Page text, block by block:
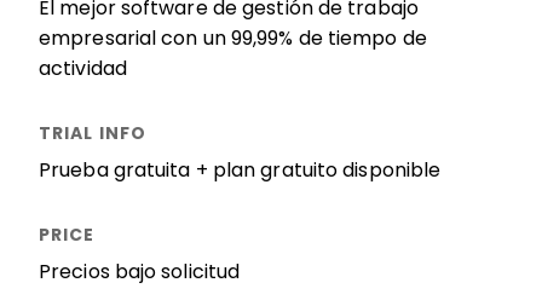
El mejor software de gestión de trabajo
empresarial con un 99,99% de tiempo de
actividad
Prueba gratuita + plan gratuito disponible
Precios bajo solicitud